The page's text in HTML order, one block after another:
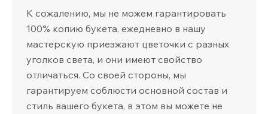
К сожалению, мы не можем гарантировать
100% копию букета, ежедневно в нашу
мастерскую приезжают цветочки с разных
уголков света, и они имеют свойство
отличаться. Со своей стороны, мы
гарантируем соблюсти основной состав и
стиль вашего букета, в этом вы можете не